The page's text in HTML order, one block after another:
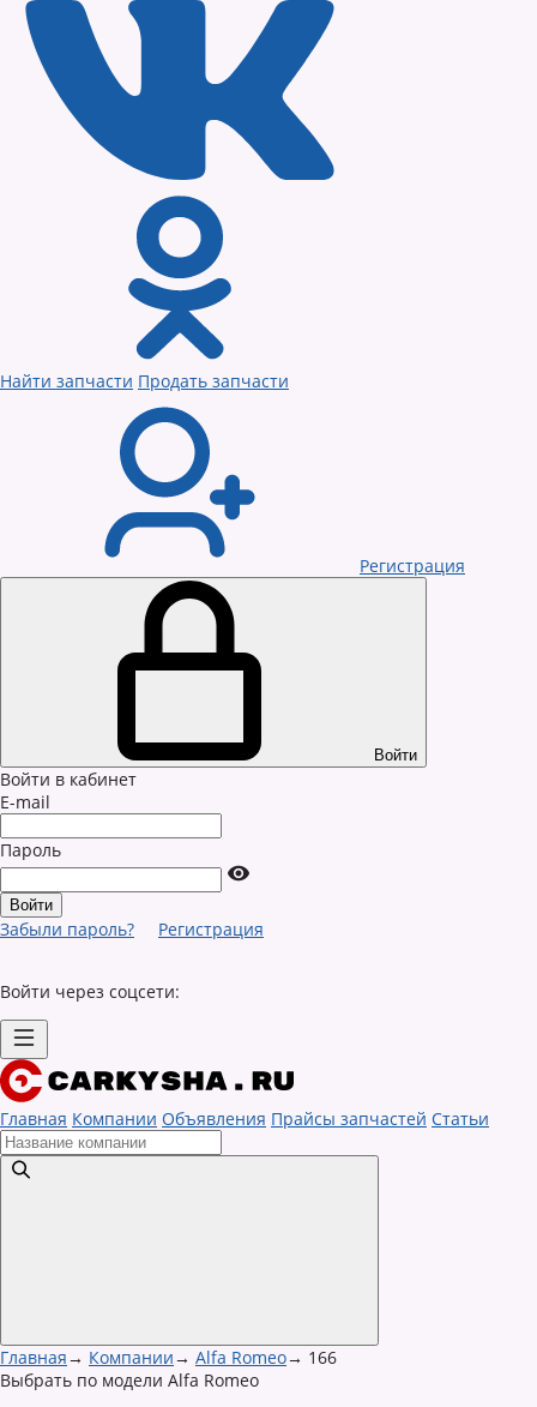
Найти запчасти Продать запчасти
Регистрация
Войти
Войти в кабинет
E-mail
Пароль
Забыли пароль? Регистрация
Войти через соцсети:
Главная Компании Объявления Прайсы запчастей Статьи
Главная→ Компании→ Alfa Romeo→ 166
Выбрать по модели Alfa Romeo